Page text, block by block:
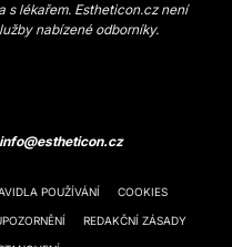
s lékařem. Estheticon.cz není
nabízené odborníky.
info@estheticon.cz
POUŽÍVÁNÍ COOKIES
REDAKČNÍ ZÁSADY